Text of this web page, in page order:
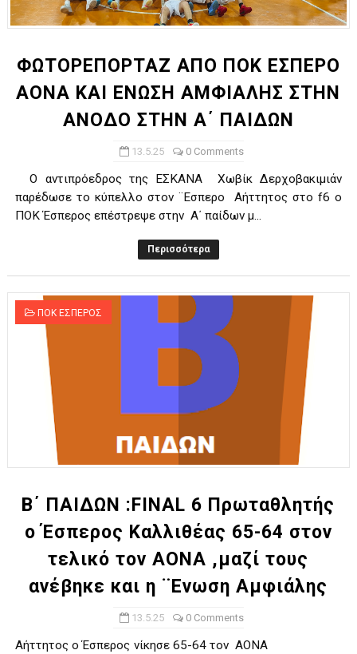
ΧΡΟΝΙΑ ΠΟΛΛΑ ΣΤΟ ΕΛΛΗΝΙΚΟ ΜΠΑΣΚΕΤ : 39Η ΕΠΕΤΕΙΟΣ ΑΠΟ
Ο δρόμος για τον 29ο τελικό κυπέλλου ανδρών ΕΣΚΑΝΑ
U21: Τεράστια πρόκριση για τον Πανελευσινιακό στον
Γ΄ανδρών play offs : "Σκληρό" καρύδι η Φιλία Περάματος
ΦΩΤΟΡΕΠΟΡΤΑΖ ΑΠΟ ΠΟΚ ΕΣΠΕΡΟ
ΑΟΝΑ ΚΑΙ ΕΝΩΣΗ ΑΜΦΙΑΛΗΣ ΣΤΗΝ
ΑΝΟΔΟ ΣΤΗΝ Α΄ ΠΑΙΔΩΝ
13.5.25 0 Comments
Ο αντιπρόεδρος της ΕΣΚΑΝΑ Χωβίκ Δερχοβακιμιάν
παρέδωσε το κύπελλο στον ¨Εσπερο Αήττητος στο f6 o
ΠΟΚ Έσπερος επέστρεψε στην Α΄ παίδων μ...
Περισσότερα
ΠΟΚ ΕΣΠΕΡΟΣ
Β΄ ΠΑΙΔΩΝ :FINAL 6 Πρωταθλητής
ο Έσπερος Καλλιθέας 65-64 στον
τελικό τον ΑΟΝΑ ,μαζί τους
ανέβηκε και η ¨Ενωση Αμφιάλης
13.5.25 0 Comments
Αήττητος ο Έσπερος νίκησε 65-64 τον ΑΟΝΑ